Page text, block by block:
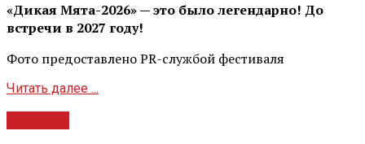
«Дикая Мята-2026» — это было легендарно! До
встречи в 2027 году!
Фото предоставлено PR-службой фестиваля
Читать далее ...